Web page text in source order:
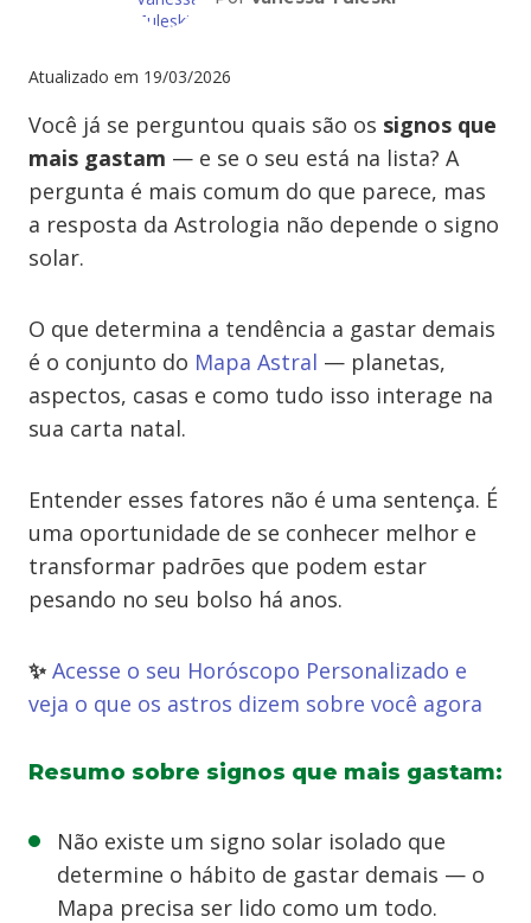
Atualizado em 19/03/2026
Você já se perguntou quais são os signos que
mais gastam — e se o seu está na lista? A
pergunta é mais comum do que parece, mas
a resposta da Astrologia não depende o signo
solar.
O que determina a tendência a gastar demais
é o conjunto do Mapa Astral — planetas,
aspectos, casas e como tudo isso interage na
sua carta natal.
Entender esses fatores não é uma sentença. É
uma oportunidade de se conhecer melhor e
transformar padrões que podem estar
pesando no seu bolso há anos.
✨ Acesse o seu Horóscopo Personalizado e
veja o que os astros dizem sobre você agora
Resumo sobre signos que mais gastam:
Não existe um signo solar isolado que
determine o hábito de gastar demais — o
Mapa precisa ser lido como um todo.